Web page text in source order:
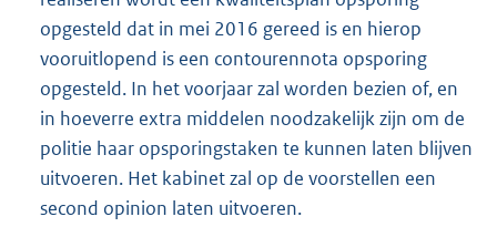
opgesteld dat in mei 2016 gereed is en hierop
vooruitlopend is een contourennota opsporing
opgesteld. In het voorjaar zal worden bezien of, en
in hoeverre extra middelen noodzakelijk zijn om de
politie haar opsporingstaken te kunnen laten blijven
uitvoeren. Het kabinet zal op de voorstellen een
second opinion laten uitvoeren.